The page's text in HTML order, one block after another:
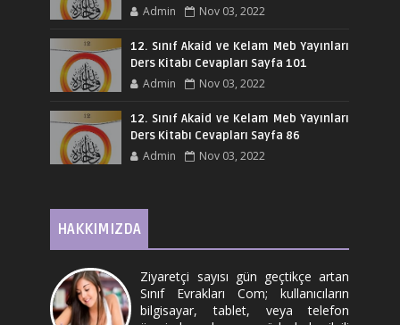
Admin Nov 03, 2022
12. Sınıf Akaid ve Kelam Meb Yayınları
Ders Kitabı Cevapları Sayfa 101
Admin Nov 03, 2022
12. Sınıf Akaid ve Kelam Meb Yayınları
Ders Kitabı Cevapları Sayfa 86
Admin Nov 03, 2022
HAKKIMIZDA
Ziyaretçi sayısı gün geçtikçe artan
Sınıf Evrakları Com; kullanıcıların
bilgisayar, tablet, veya telefon